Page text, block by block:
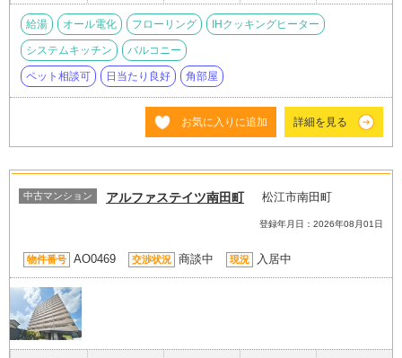
給湯 オール電化 フローリング IHクッキングヒーター
システムキッチン バルコニー
ペット相談可 日当たり良好 角部屋
お気に入りに追加 詳細を見る
中古マンション アルファステイツ南田町 松江市南田町
登録年月日：2026年08月01日
物件番号 AO0469 交渉状況 商談中 現況 入居中